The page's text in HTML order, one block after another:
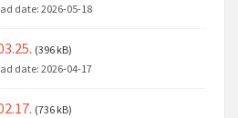
date:2026-05-18
(396 kB)
date:2026-04-17
(736 kB)